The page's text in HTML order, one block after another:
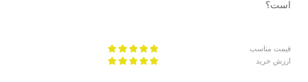
است؟
قیمت مناسب
ارزش خرید